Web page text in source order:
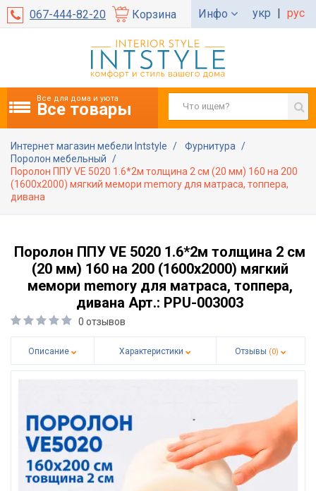
067-444-82-20 Корзина Инфо укр | рус
Все для дома и уюта
Все товары
Интернет магазин мебели Intstyle
Фурнитура
Поролон мебельный
Поролон ППУ VE 5020 1.6*2м толщина 2 см (20 мм) 160 на 200
(1600х2000) мягкий мемори memory для матраса, топпера,
дивана
Поролон ППУ VE 5020 1.6*2м толщина 2 см
(20 мм) 160 на 200 (1600х2000) мягкий
мемори memory для матраса, топпера,
дивана Арт.: PPU-003003
0 отзывов
Описание Характеристики Отзывы (0)